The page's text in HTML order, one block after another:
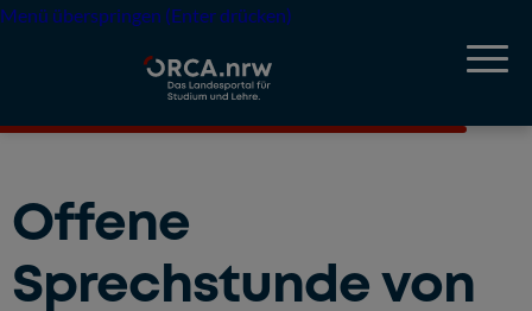
Menü überspringen (Enter drücken)
Offene
Sprechstunde von